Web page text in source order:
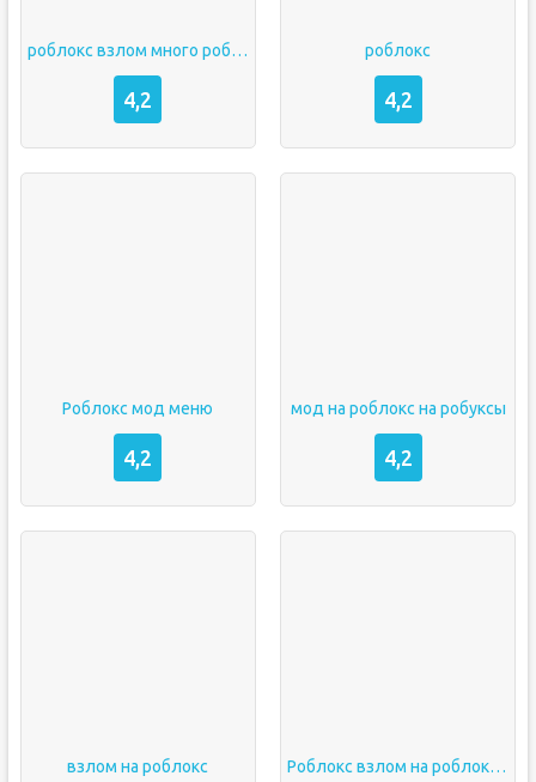
роблокс взлом много робуксов
4,2
роблокс
4,2
Роблокс мод меню
4,2
мод на роблокс на робуксы
4,2
взлом на роблокс Роблокс взлом на роблоксы